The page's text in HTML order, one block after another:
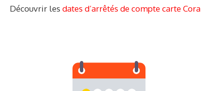
Découvrir les dates d’arrêtés de compte carte Cora